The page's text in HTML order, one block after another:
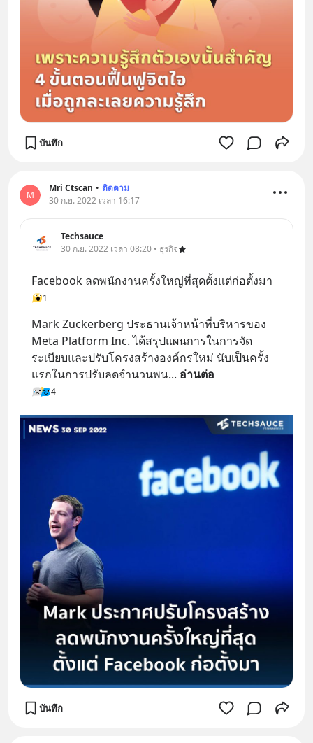
บันทึก
M
Mri Ctscan • ติดตาม
30 ก.ย. 2022 เวลา 16:17
Techsauce
30 ก.ย. 2022 เวลา 08:20 • ธุรกิจ
Facebook ลดพนักงานครั้งใหญ่ที่สุดตั้งแต่ก่อตั้งมา
1
Mark Zuckerberg ประธานเจ้าหน้าที่บริหารของ
Meta Platform Inc. ได้สรุปแผนการในการจัด
ระเบียบและปรับโครงสร้างองค์กรใหม่ นับเป็นครั้ง
แรกในการปรับลดจำนวนพน... อ่านต่อ
4
บันทึก